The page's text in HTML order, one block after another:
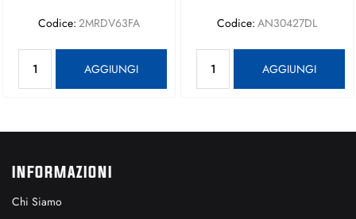
Codice: 2MRDV63FA
AGGIUNGI
Codice: AN30427DL
AGGIUNGI
INFORMAZIONI
Chi Siamo